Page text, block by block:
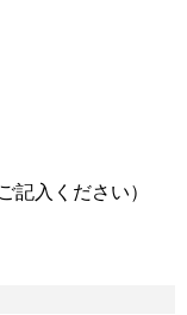
記入ください）